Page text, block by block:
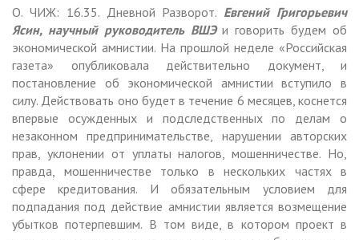
О. ЧИЖ: 16.35. Дневной Разворот. Евгений Григорьевич
Ясин, научный руководитель ВШЭи говорить будем об
экономической амнистии. На прошлой неделе «Российская
газета» опубликовала действительно документ, и
постановление об экономической амнистии вступило в
силу. Действовать оно будет в течение 6 месяцев, коснется
впервые осужденных и подследственных по делам о
незаконном предпринимательстве, нарушении авторских
прав, уклонении от уплаты налогов, мошенничестве. Но,
правда, мошенничестве только в нескольких частях в
сфере кредитования. И обязательным условием для
подпадания под действие амнистии является возмещение
убытков потерпевшим. В том виде, в котором проект в